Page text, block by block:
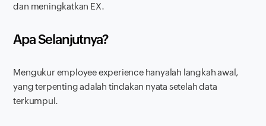
dan meningkatkan EX.
Apa Selanjutnya?
Mengukur employee experience hanyalah langkah awal,
yang terpenting adalah tindakan nyata setelah data
terkumpul.